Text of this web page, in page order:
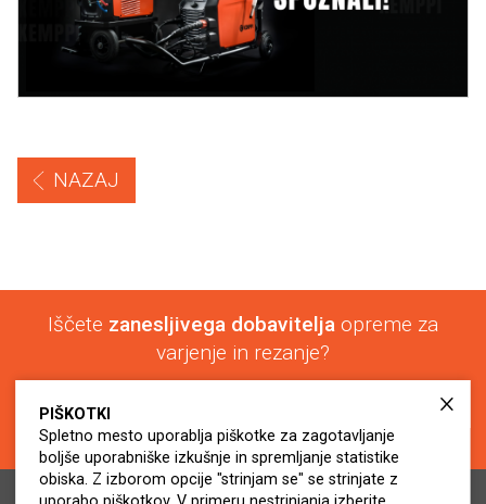
NAZAJ
Iščete zanesljivega dobavitelja opreme za
varjenje in rezanje?
info@virs.si
PIŠKOTKI
Spletno mesto uporablja piškotke za zagotavljanje
boljše uporabniške izkušnje in spremljanje statistike
obiska. Z izborom opcije "strinjam se" se strinjate z